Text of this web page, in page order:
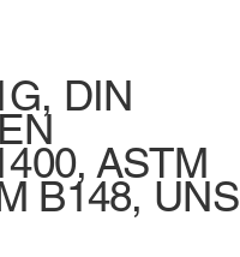
DIN
ASTM
B148, UNS